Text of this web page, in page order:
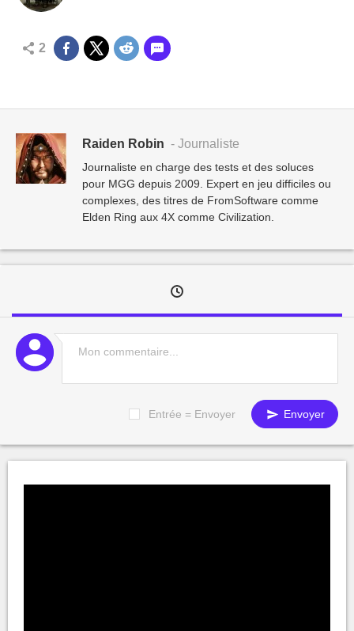
2
Raiden Robin - Journaliste
Journaliste en charge des tests et des soluces
pour MGG depuis 2009. Expert en jeu difficiles ou
complexes, des titres de FromSoftware comme
Elden Ring aux 4X comme Civilization.
Entrée = Envoyer Envoyer